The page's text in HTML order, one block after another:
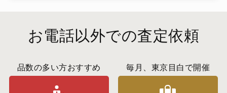
お電話以外での査定依頼
品数の多い方おすすめ 毎月、東京目白で開催